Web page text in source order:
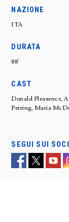
NAZIONE
ITA
DURATA
88'
CAST
Donald Pleasence,
Perring, Maria
SEGUI SUI